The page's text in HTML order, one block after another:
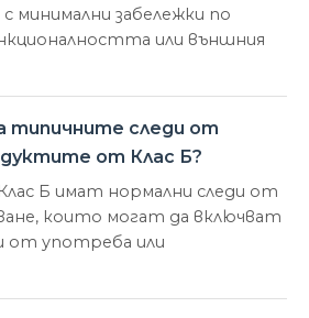
с минимални забележки по
или външния
типичните следи от
от Клас Б?
Б имат нормални следи от
които могат да включват
от употреба или